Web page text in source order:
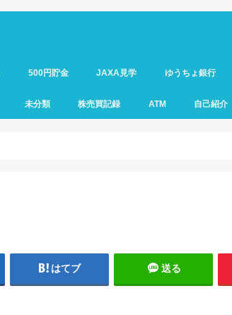
500円貯金 JAXA見学 ゆうちょ銀行
未分類 株売買記録 ATM 自己紹介
はてブ 送る